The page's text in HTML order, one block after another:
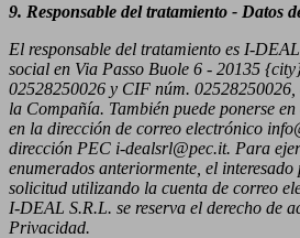
9. Responsable del tratamiento - Datos
El responsable del tratamiento es I-
social en Via Passo Buole 6 - 20135
02528250026 y CIF núm.
la Compañía. También puede ponerse
en la dirección de correo electrónico
dirección PEC i-dealsrl@pec.it. Para
enumerados anteriormente, el
solicitud utilizando la cuenta de correo
I-DEAL S.R.L. se reserva el derecho de
Privacidad.